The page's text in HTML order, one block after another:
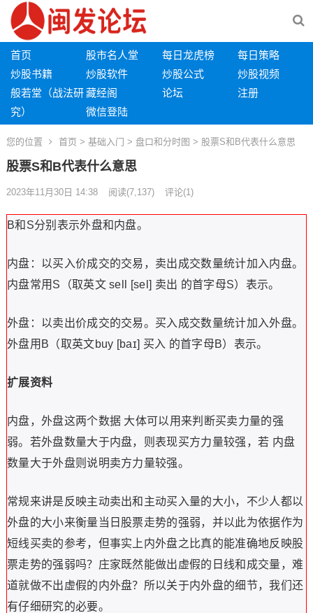
首页 股市名人堂 每日龙虎榜
每日策略
炒股书籍
炒股软件 炒股公式
炒股视频
般若堂（战法研
究）
藏经阁 论坛
注册
微信登陆
您的位置 首页 > 基础入门 > 盘口和分时图 > 股票S和B代表什么意思
股票S和B代表什么意思
2023年11月30日 14:38 阅读(7,137) 评论(1)
B和S分别表示外盘和内盘。
内盘：以买入价成交的交易，卖出成交数量统计加入内盘。
内盘常用S（取英文 sell [sel] 卖出 的首字母S）表示。
外盘：以卖出价成交的交易。买入成交数量统计加入外盘。
外盘用B（取英文buy [baɪ] 买入 的首字母B）表示。
扩展资料
内盘，外盘这两个数据 大体可以用来判断买卖力量的强
弱。若外盘数量大于内盘，则表现买方力量较强，若 内盘
数量大于外盘则说明卖方力量较强。
常规来讲是反映主动卖出和主动买入量的大小，不少人都以
外盘的大小来衡量当日股票走势的强弱，并以此为依据作为
短线买卖的参考，但事实上内外盘之比真的能准确地反映股
票走势的强弱吗？庄家既然能做出虚假的日线和成交量，难
道就做不出虚假的内外盘？所以关于内外盘的细节，我们还
有仔细研究的必要。